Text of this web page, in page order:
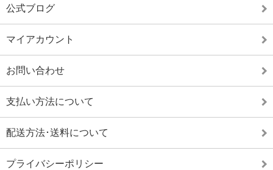
公式ブログ
マイアカウント
お問い合わせ
支払い方法について
配送方法･送料について
プライバシーポリシー